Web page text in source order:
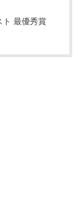
ト 最優秀賞